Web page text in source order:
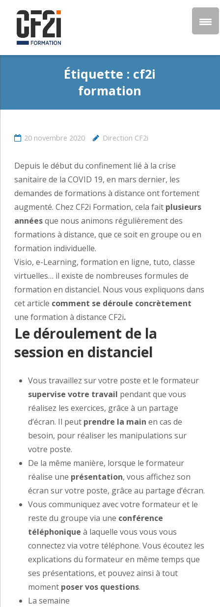
Étiquette : cf2i
formation
20 novembre 2020 Direction CF2i
Depuis le début du confinement lié à la crise
sanitaire de la COVID 19, en mars dernier, les
demandes de formations à distance ont fortement
augmenté. Chez CF2i Formation, cela fait plusieurs
annéesque nous animons régulièrement des
formations à distance, que ce soit en groupe ou en
formation individuelle.
Visio, e-Learning, formation en ligne, tuto, classe
virtuelles… il existe de nombreuses formules de
formation en distanciel. Nous vous expliquons dans
cet article comment se déroule concrètement
une formation à distance CF2i.
Le déroulement de la
session en distanciel
Vous travaillez sur votre poste et le formateur
supervise votre travail pendant que vous
réalisez les exercices, grâce à un partage
d’écran. Il peut prendre la main en cas de
besoin, pour réaliser les manipulations sur
votre poste.
De la même manière, lorsque le formateur
réalise une présentation, vous affichez son
écran sur votre poste, grâce au partage d’écran.
Vous communiquez avec votre formateur et le
reste du groupe via une conférence
téléphonique à laquelle vous vous vous
connectez via votre téléphone. Vous écoutez les
explications du formateur en même temps que
ses présentations, et pouvez ainsi à tout
moment poser vos questions.
La semaine